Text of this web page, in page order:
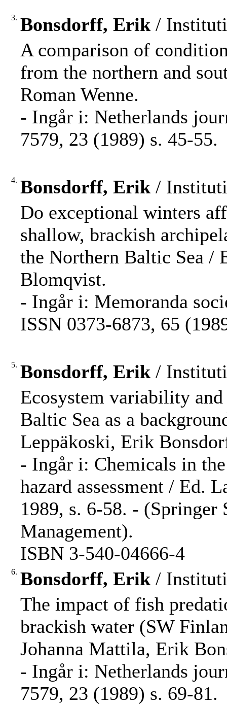
3. Bonsdorff, Erik /
A comparison of
from the northern and
Roman Wenne.
- Ingår i: Netherlands
7579, 23 (1989) s. 45-55.
4. Bonsdorff, Erik /
Do exceptional winters
shallow, brackish
the Northern Baltic Sea /
Blomqvist.
- Ingår i: Memoranda
ISSN 0373-6873, 65
5. Bonsdorff, Erik /
Ecosystem variability
Baltic Sea as a
Leppäkoski, Erik
- Ingår i: Chemicals in
hazard assessment / Ed.
1989, s. 6-58. - (Springer
Management).
ISBN 3-540-04666-4
6. Bonsdorff, Erik /
The impact of fish
brackish water (SW
Johanna Mattila, Erik
- Ingår i: Netherlands
7579, 23 (1989) s. 69-81.